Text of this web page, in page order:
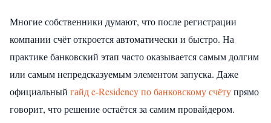
Многие собственники думают, что после регистрации
компании счёт откроется автоматически и быстро. На
практике банковский этап часто оказывается самым долгим
или самым непредсказуемым элементом запуска. Даже
официальный гайд e-Residency по банковскому счётупрямо
говорит, что решение остаётся за самим провайдером.